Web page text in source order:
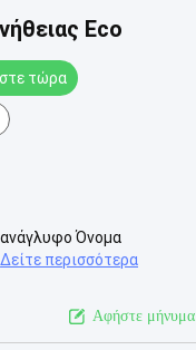
Eco
τώρα
Όνομα
Δείτε περισσότερα
Αφήστε μήνυμα.